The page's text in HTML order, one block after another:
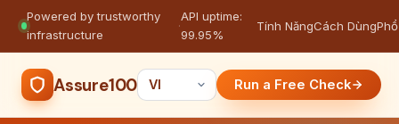
Powered by trustworthy
infrastructure
·
API uptime:
99.95%
Tính NăngCách Dùng
Assure100 Run a Free Check